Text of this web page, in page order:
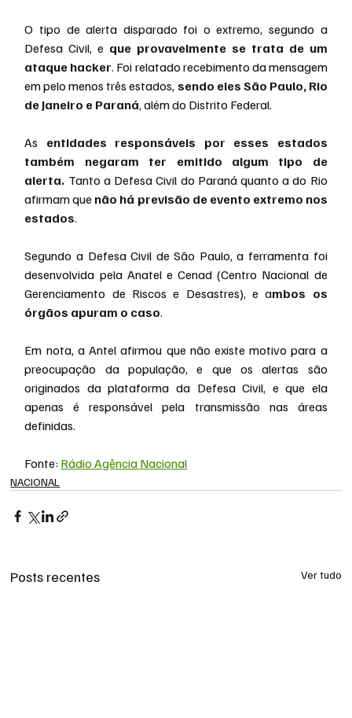
O tipo de alerta disparado foi o extremo, segundo a
Defesa Civil, e que provavelmente se trata de um
ataque hacker. Foi relatado recebimento da mensagem
em pelo menos três estados, sendo eles São Paulo, Rio
de Janeiro e Paraná, além do Distrito Federal.
As entidades responsáveis por esses estados
também negaram ter emitido algum tipo de
alerta. Tanto a Defesa Civil do Paraná quanto a do Rio
afirmam que não há previsão de evento extremo nos
estados.
Segundo a Defesa Civil de São Paulo, a ferramenta foi
desenvolvida pela Anatel e Cenad (Centro Nacional de
Gerenciamento de Riscos e Desastres), e ambos os
órgãos apuram o caso.
Em nota, a Antel afirmou que não existe motivo para a
preocupação da população, e que os alertas são
originados da plataforma da Defesa Civil, e que ela
apenas é responsável pela transmissão nas áreas
definidas.
Fonte: Rádio Agência Nacional
NACIONAL
Posts recentes Ver tudo